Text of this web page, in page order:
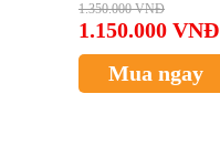
1.350.000 VNĐ
1.150.000 VNĐ
Mua ngay